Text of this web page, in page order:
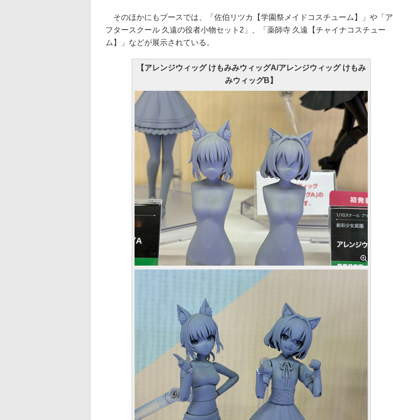
そのほかにもブースでは、「佐伯リツカ【学園祭メイドコスチューム】」や「ア
フタースクール 久遠の役者小物セット2」、「薬師寺 久遠【チャイナコスチュー
ム】」などが展示されている。
【アレンジウィッグ けもみみウィッグA/アレンジウィッグ けもみ
みウィッグB】